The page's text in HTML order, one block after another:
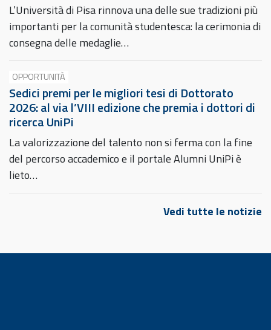
L’Università di Pisa rinnova una delle sue tradizioni più
importanti per la comunità studentesca: la cerimonia di
consegna delle medaglie…
OPPORTUNITÀ
Sedici premi per le migliori tesi di Dottorato
2026: al via l’VIII edizione che premia i dottori di
ricerca UniPi
La valorizzazione del talento non si ferma con la fine
del percorso accademico e il portale Alumni UniPi è
lieto…
Vedi tutte le notizie